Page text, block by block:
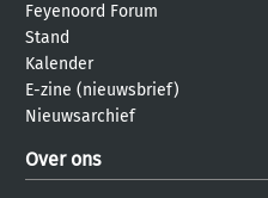
Feyenoord Forum
Stand
Kalender
E-zine (nieuwsbrief)
Nieuwsarchief
Over ons